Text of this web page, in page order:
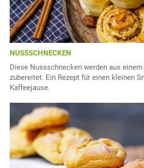
NUSSSCHNECKEN
Diese Nussschnecken werden aus
zubereitet. Ein Rezept für einen kleinen
Kaffeejause.